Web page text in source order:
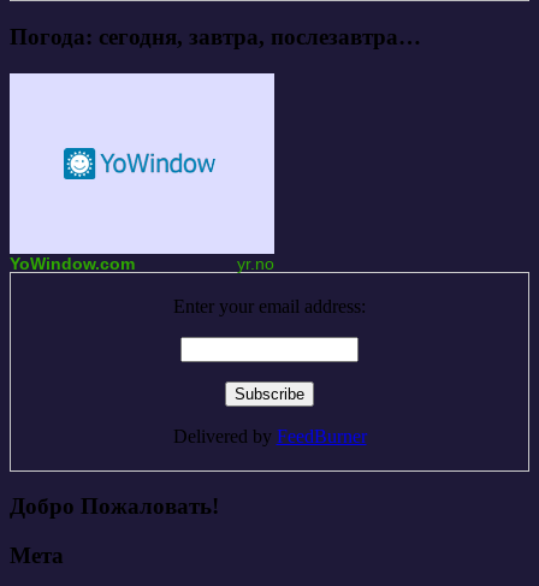
Погода: сегодня, завтра, послезавтра…
YoWindow.com yr.no
Enter your email address:
Delivered by FeedBurner
Добро Пожаловать!
Мета